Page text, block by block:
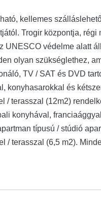
kellemes
Trogir központja,
UNESCO védelme alatt
olyan szükséglethez,
TV / SAT és DVD
konyhasarokkal és
/ terasszal (12m2)
konyhával,
típusú / stúdió
/ terasszal (6,5 m2).
saját parkoló biztosított a